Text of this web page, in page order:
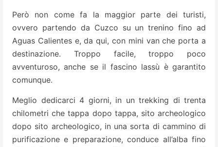
Però non come fa la maggior parte dei turisti,
ovvero partendo da Cuzco su un trenino fino ad
Aguas Calientes e, da qui, con mini van che porta a
destinazione. Troppo facile, troppo poco
avventuroso, anche se il fascino lassù è garantito
comunque.
Meglio dedicarci 4 giorni, in un trekking di trenta
chilometri che tappa dopo tappa, sito archeologico
dopo sito archeologico, in una sorta di cammino di
purificazione e preparazione, conduce all’alba fino